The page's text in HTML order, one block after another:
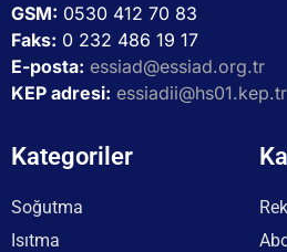
GSM: 0530 412 70 83
Faks: 0 232 486 19 17
E-posta: essiad@essiad.org.tr
KEP adresi: essiadii@hs01.kep.tr
Kategoriler
Soğutma
Isıtma